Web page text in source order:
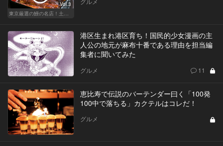
Vol.3
港区生まれ港区育ち！国民的少女漫画の主
人公の地元が麻布十番である理由を担当編
集者に聞いてみた
グルメ 11
恵比寿で伝説のバーテンダー曰く「100発
100中で落ちる」カクテルはコレだ！
グルメ